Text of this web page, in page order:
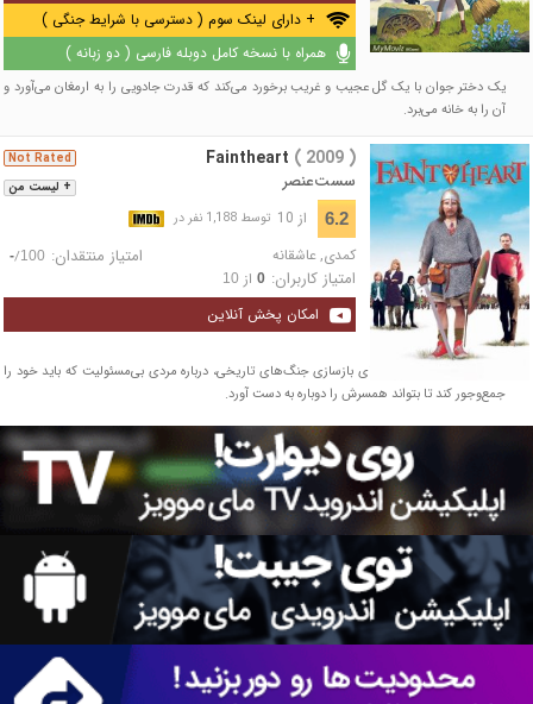
+ دارای لینک سوم ( دسترسی با شرایط جنگی )
همراه با نسخه کامل دوبله فارسی ( دو زبانه )
یک دختر جوان با یک گل عجیب و غریب برخورد می‌کند که قدرت جادویی را به ارمغان می‌آورد و
آن را به خانه می‌برد.
+ لیست من
Not Rated Faintheart ( 2009 )
سست‌عنصر
6.2 از 10 توسط 1,188 نفر در
کمدی,عاشقانه امتیاز منتقدان: -/100
امتیاز کاربران: 0از 10
امکان پخش آنلاین
یک کمدی رمانتیک در دنیای بازسازی جنگ‌های تاریخی، درباره مردی بی‌مسئولیت که باید خود را
جمع‌وجور کند تا بتواند همسرش را دوباره به دست آورد.